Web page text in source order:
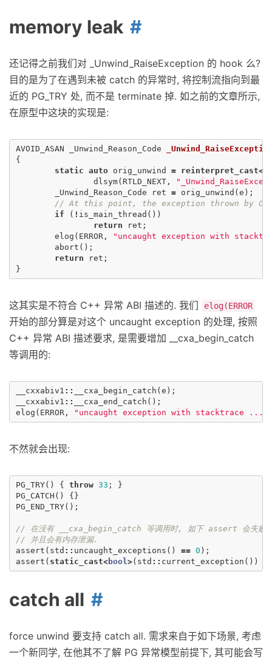
memory leak
还记得之前我们对 _Unwind_RaiseException 的 hook 么?
目的是为了在遇到未被 catch 的异常时, 将控制流指向到最
近的 PG_TRY 处, 而不是 terminate 掉. 如之前的文章所示,
在原型中这块的实现是:
AVOID_ASAN _Unwind_Reason_Code
{
static auto orig_unwind = reinterpret_cast<
dlsym( RTLD_NEXT ,
_Unwind_Reason_Code
ret = orig_unwind ( e );
// At this point, the exception thrown by
if
( ! is_main_thread ())
return
ret ;
elog ( ERROR ,
"uncaught exception with
abort ();
return
ret ;
}
这其实是不符合 C++ 异常 ABI 描述的. 我们 elog(ERROR
开始的部分算是对这个 uncaught exception 的处理, 按照
C++ 异常 ABI 描述要求, 是需要增加 __cxa_begin_catch
等调用的:
__cxxabiv1 :: __cxa_begin_catch ( e );
__cxxabiv1 :: __cxa_end_catch ();
elog ( ERROR , "uncaught exception with stacktrace ..."
不然就会出现:
PG_TRY() { throw 33 ;
}
PG_CATCH ()
{}
PG_END_TRY();
// 在没有 __cxa_begin_catch 等调用时, 如下 assert 会失败.
// 并且会有内存泄漏.
assert ( std :: uncaught_exceptions () == 0 );
assert ( static_cast<bool>( std :: current_exception ())
catch all
force unwind 要支持 catch all. 需求来自于如下场景, 考虑
一个新同学, 在他其不了解 PG 异常模型前提下, 其可能会写